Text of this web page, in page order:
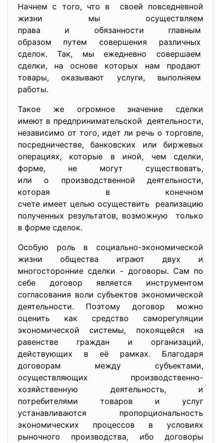
Начнем с того, что в своей повседневной
жизни мы осуществляем
права и обязанности главным
образом путем совершения различных
сделок. Так, мы ежедневно совершаем
сделки, на основе которых нам продают
товары, оказывают услуги, выполняем
работы.
Такое же огромное значение сделки
имеют в предпринимательской деятельности,
независимо от того, идет ли речь о торговле,
посредничестве, банковских или биржевых
операциях, которые в иной, чем сделки,
форме, не могут существовать,
или о производственной деятельности,
которая в конечном
счете имеет целью осуществить реализацию
полученных результатов, возможную только
в форме сделок.
Особую роль в социально-экономической
жизни общества играют двух и
многосторонние сделки - договоры. Сам по
себе договор является инструментом
согласования воли субъектов экономической
деятельности. Поэтому договор можно
оценить как средство саморегуляции
экономической системы, покоящейся на
равенстве граждан и организаций,
действующих в её рамках. Благодаря
договорам между субъектами,
осуществляющих производственно-
хозяйственную деятельность, и
потребителями товаров и услуг
устанавливаются пропорциональность
экономических процессов в условиях
рыночного производства, ибо договоры